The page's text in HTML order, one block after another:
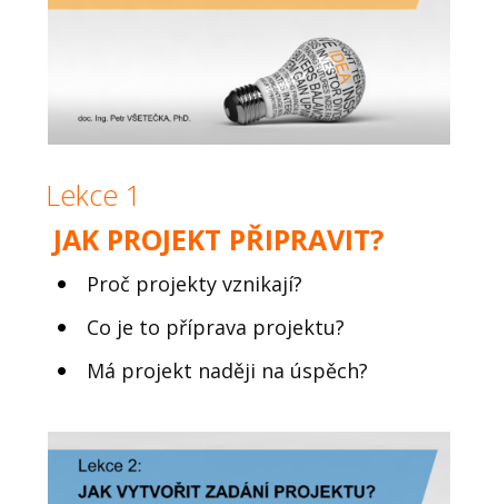
Lekce 1
JAK PROJEKT PŘIPRAVIT?
Proč projekty vznikají?
Co je to příprava projektu?
Má projekt naději na úspěch?